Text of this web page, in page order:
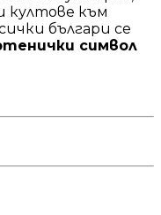
култове към
българи се
символ